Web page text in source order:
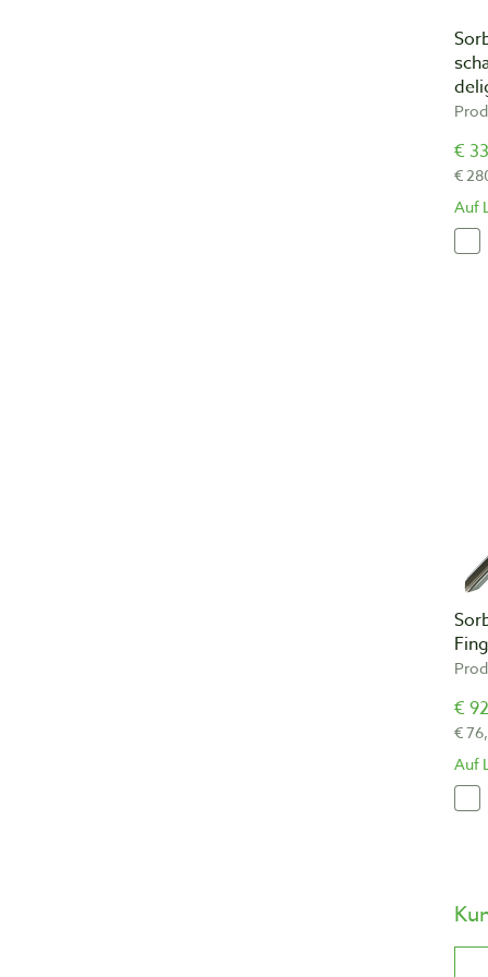
€
€
Auf
€
€
Auf